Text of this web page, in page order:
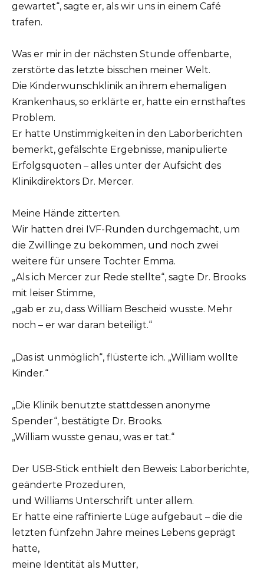
gewartet“, sagte er, als wir uns in einem Café
trafen.
Was er mir in der nächsten Stunde offenbarte,
zerstörte das letzte bisschen meiner Welt.
Die Kinderwunschklinik an ihrem ehemaligen
Krankenhaus, so erklärte er, hatte ein ernsthaftes
Problem.
Er hatte Unstimmigkeiten in den Laborberichten
bemerkt, gefälschte Ergebnisse, manipulierte
Erfolgsquoten – alles unter der Aufsicht des
Klinikdirektors Dr. Mercer.
Meine Hände zitterten.
Wir hatten drei IVF-Runden durchgemacht, um
die Zwillinge zu bekommen, und noch zwei
weitere für unsere Tochter Emma.
„Als ich Mercer zur Rede stellte“, sagte Dr. Brooks
mit leiser Stimme,
„gab er zu, dass William Bescheid wusste. Mehr
noch – er war daran beteiligt.“
„Das ist unmöglich“, flüsterte ich. „William wollte
Kinder.“
„Die Klinik benutzte stattdessen anonyme
Spender“, bestätigte Dr. Brooks.
„William wusste genau, was er tat.“
Der USB-Stick enthielt den Beweis: Laborberichte,
geänderte Prozeduren,
und Williams Unterschrift unter allem.
Er hatte eine raffinierte Lüge aufgebaut – die die
letzten fünfzehn Jahre meines Lebens geprägt
hatte,
meine Identität als Mutter,